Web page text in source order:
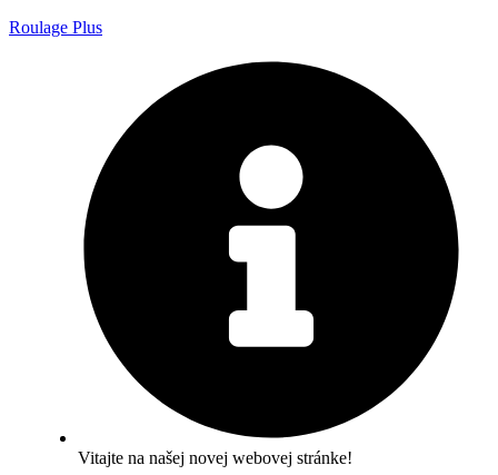
Roulage Plus
Vitajte na našej novej webovej stránke!